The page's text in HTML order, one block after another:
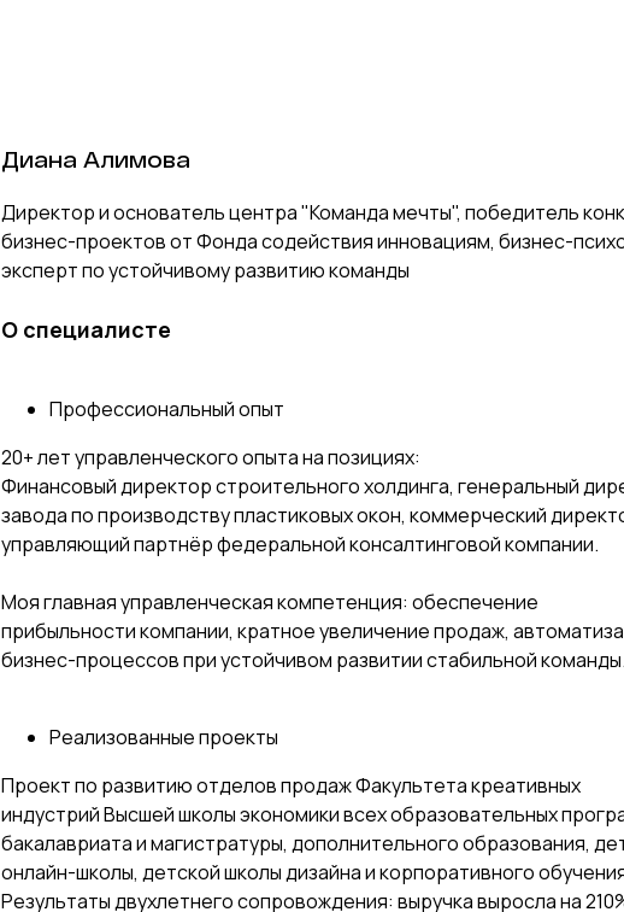
Диана Алимова
Директор и основатель центра "Команда мечты", победитель
бизнес-проектов от Фонда содействия инновациям, бизнес-
эксперт по устойчивому развитию команды
О специалисте
Профессиональный опыт
20+ лет управленческого опыта на позициях:
Финансовый директор строительного холдинга, генеральный
завода по производству пластиковых окон, коммерческий
управляющий партнёр федеральной консалтинговой компании.
Моя главная управленческая компетенция: обеспечение
прибыльности компании, кратное увеличение продаж,
бизнес-процессов при устойчивом развитии стабильной команды.
Реализованные проекты
Проект по развитию отделов продаж Факультета креативных
индустрий Высшей школы экономики всех образовательных
бакалавриата и магистратуры, дополнительного образования,
онлайн-школы, детской школы дизайна и корпоративного
Результаты двухлетнего сопровождения: выручка выросла на